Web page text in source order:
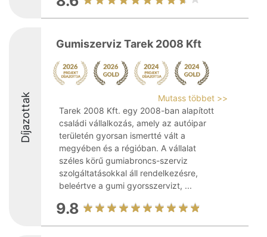
Díjazottak
Gumiszerviz Tarek 2008 Kft
Mutass többet >>
Tarek 2008 Kft. egy 2008-ban alapított
családi vállalkozás, amely az autóipar
területén gyorsan ismertté vált a
megyében és a régióban. A vállalat
széles körű gumiabroncs-szerviz
szolgáltatásokkal áll rendelkezésre,
beleértve a gumi gyorsszervizt, ...
9.8